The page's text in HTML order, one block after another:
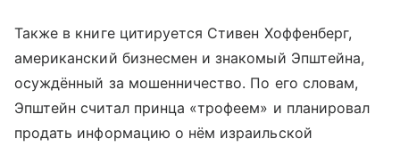
Также в книге цитируется Стивен Хоффенберг,
американский бизнесмен и знакомый Эпштейна,
осуждённый за мошенничество. По его словам,
Эпштейн считал принца «трофеем» и планировал
продать информацию о нём израильской